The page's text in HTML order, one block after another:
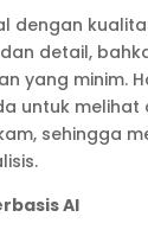
dengan
detail,
yang minim.
untuk melihat
sehingga
AI